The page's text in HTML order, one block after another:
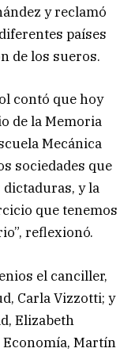
y reclamó
países
de los sueros.
contó que hoy
de la Memoria
Mecánica
sociedades que
y la
que tenemos
reflexionó.
el canciller,
Carla Vizzotti; y
Elizabeth
Martín